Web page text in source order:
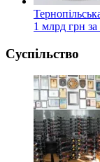
1 млрд грн
Суспільство